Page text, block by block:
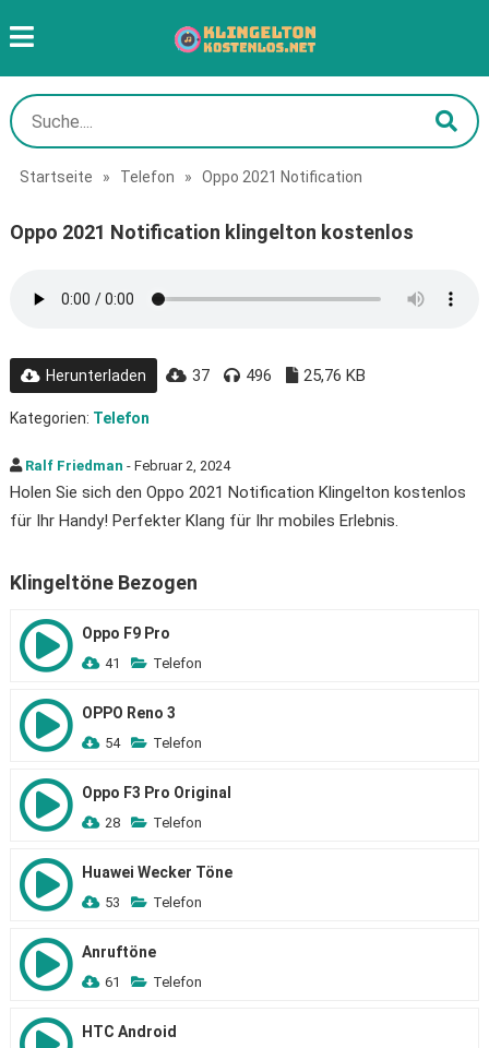
Startseite » Telefon » Oppo 2021 Notification
Oppo 2021 Notification klingelton kostenlos
Herunterladen 37 496 25,76 KB
Kategorien: Telefon
Ralf Friedman - Februar 2, 2024
Holen Sie sich den Oppo 2021 Notification Klingelton kostenlos
für Ihr Handy! Perfekter Klang für Ihr mobiles Erlebnis.
Klingeltöne Bezogen
Oppo F9 Pro
41 Telefon
OPPO Reno 3
54 Telefon
Oppo F3 Pro Original
28 Telefon
Huawei Wecker Töne
53 Telefon
Anruftöne
61 Telefon
HTC Android